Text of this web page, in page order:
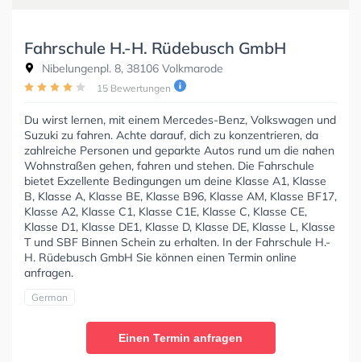
Fahrschule H.-H. Rüdebusch GmbH
Nibelungenpl. 8, 38106 Volkmarode
15 Bewertungen
Du wirst lernen, mit einem Mercedes-Benz, Volkswagen und
Suzuki zu fahren. Achte darauf, dich zu konzentrieren, da
zahlreiche Personen und geparkte Autos rund um die nahen
Wohnstraßen gehen, fahren und stehen. Die Fahrschule
bietet Exzellente Bedingungen um deine Klasse A1, Klasse
B, Klasse A, Klasse BE, Klasse B96, Klasse AM, Klasse BF17,
Klasse A2, Klasse C1, Klasse C1E, Klasse C, Klasse CE,
Klasse D1, Klasse DE1, Klasse D, Klasse DE, Klasse L, Klasse
T und SBF Binnen Schein zu erhalten. In der Fahrschule H.-
H. Rüdebusch GmbH Sie können einen Termin online
anfragen.
German
Einen Termin anfragen